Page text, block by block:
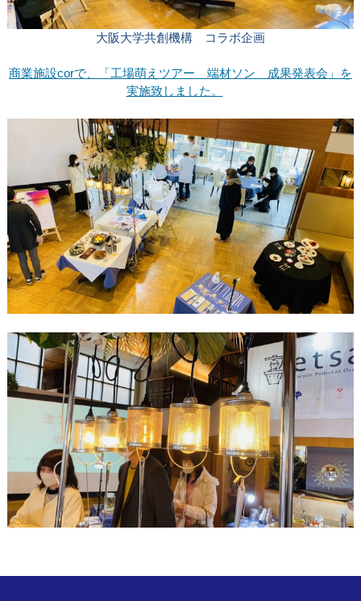
大阪大学共創機構 コラボ企画
商業施設corで、「工場萌えツアー 端材ソン 成果発表会」を
実施致しました。